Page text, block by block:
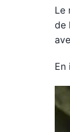
Le
de
En